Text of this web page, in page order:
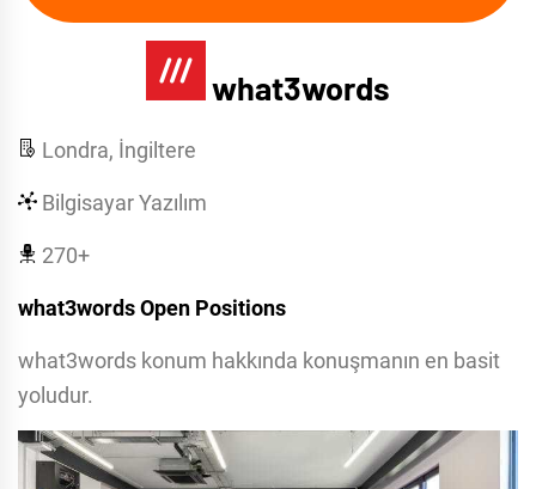
what3words
Londra, İngiltere
Bilgisayar Yazılım
270+
what3words Open Positions
what3words konum hakkında konuşmanın en basit
yoludur.